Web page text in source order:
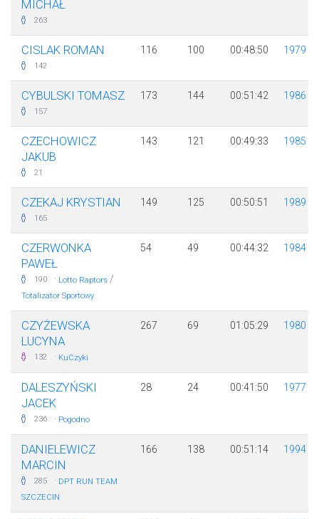
MICHAŁ
263
CISLAK ROMAN
142
116 100 00:48:50 1979
CYBULSKI TOMASZ
157
173 144 00:51:42 1986
CZECHOWICZ
JAKUB
21
143 121 00:49:33 1985
CZEKAJ KRYSTIAN
165
149 125 00:50:51 1989
CZERWONKA
PAWEŁ
190 · Lotto Raptors /
Totalizator Sportowy
54 49 00:44:32 1984
CZYŻEWSKA
LUCYNA
132 · KuCzyki
267 69 01:05:29 1980
DALESZYŃSKI
JACEK
236 · Pogodno
28 24 00:41:50 1977
DANIELEWICZ
MARCIN
285 · DPT RUN TEAM
SZCZECIN
166 138 00:51:14 1994